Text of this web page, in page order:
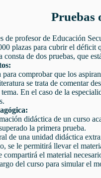
Pruebas
de profesor de Educación
plazas para cubrir el
de dos pruebas, que
comprobar que los
se trata de comentar
En el caso de la
didáctica de un curso
la primera prueba.
de una unidad didáctica
se le permitirá llevar el
compartirá el material
del curso para simular el